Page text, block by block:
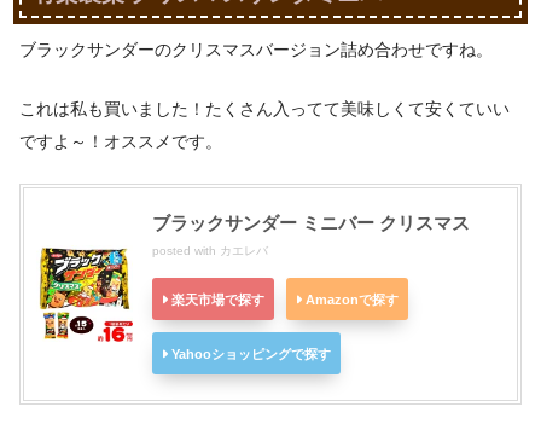
ブラックサンダーのクリスマスバージョン詰め合わせですね。
これは私も買いました！たくさん入ってて美味しくて安くていい
ですよ～！オススメです。
ブラックサンダー ミニバー クリスマス
posted with カエレバ
楽天市場で探す Amazonで探す
Yahooショッピングで探す